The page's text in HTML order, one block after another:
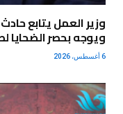
وزير العمل يتابع
ويوجه بحصر
6 أغسطس، 2026